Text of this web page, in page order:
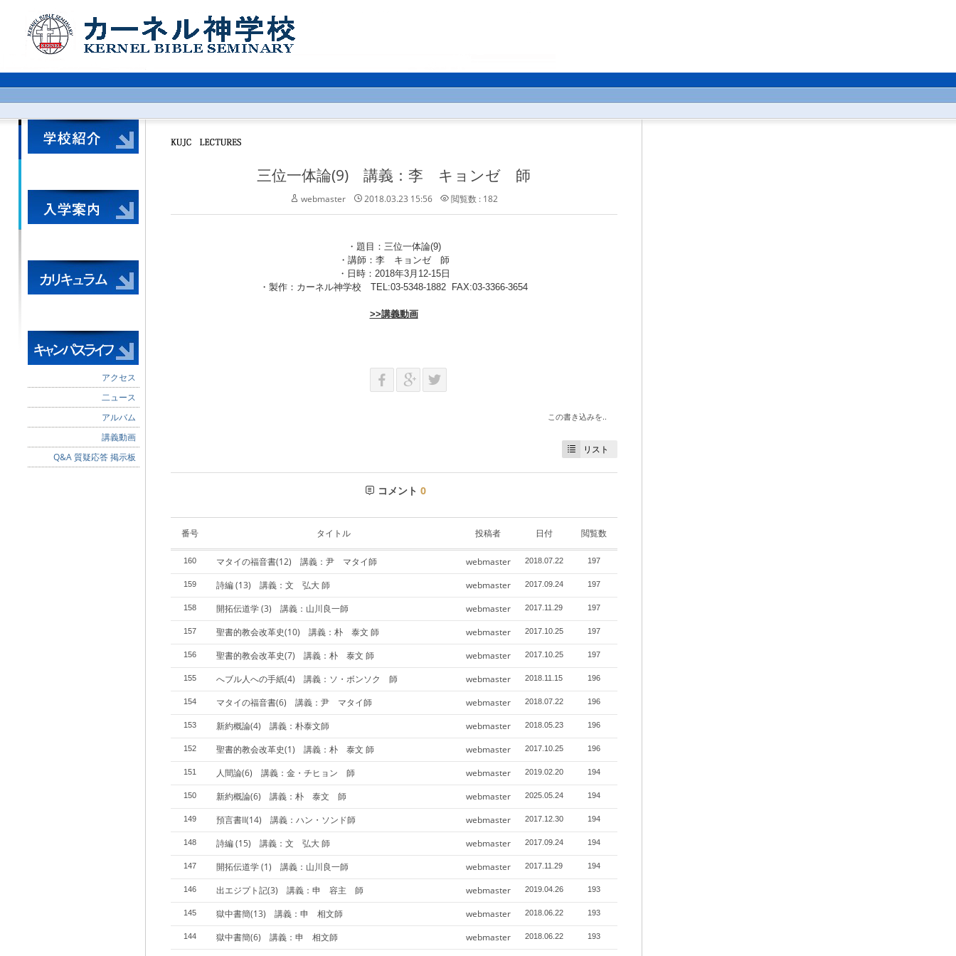
アクセス
二ュース
アルバム
講義動画
Q&A 質疑応答 掲示板
三位一体論(9) 講義：李 キョンゼ 師
webmaster 2018.03.23 15:56 閲覧数 : 182
・題目：三位一体論(9)
・講師：李 キョンゼ 師
・日時：2018年3月12-15日
・製作：カーネル神学校 TEL:03-5348-1882 FAX:03-3366-3654
>>講義動画
この書き込みを..
リスト
コメント 0
番号 タイトル 投稿者 日付 閲覧数
160 マタイの福音書(12) 講義：尹 マタイ師 webmaster 2018.07.22 197
159 詩編 (13) 講義：文 弘大 師 webmaster 2017.09.24 197
158 開拓伝道学 (3) 講義：山川良一師 webmaster 2017.11.29 197
157 聖書的教会改革史(10) 講義：朴 泰文 師 webmaster 2017.10.25 197
156 聖書的教会改革史(7) 講義：朴 泰文 師 webmaster 2017.10.25 197
155 へブル人への手紙(4) 講義：ソ・ボンソク 師 webmaster 2018.11.15 196
154 マタイの福音書(6) 講義：尹 マタイ師 webmaster 2018.07.22 196
153 新約概論(4) 講義：朴泰文師 webmaster 2018.05.23 196
152 聖書的教会改革史(1) 講義：朴 泰文 師 webmaster 2017.10.25 196
151 人間論(6) 講義：金・チヒョン 師 webmaster 2019.02.20 194
150 新約概論(6) 講義：朴 泰文 師 webmaster 2025.05.24 194
149 預言書II(14) 講義：ハン・ソンド師 webmaster 2017.12.30 194
148 詩編 (15) 講義：文 弘大 師 webmaster 2017.09.24 194
147 開拓伝道学 (1) 講義：山川良一師 webmaster 2017.11.29 194
146 出エジプト記(3) 講義：申 容主 師 webmaster 2019.04.26 193
145 獄中書簡(13) 講義：申 相文師 webmaster 2018.06.22 193
144 獄中書簡(6) 講義：申 相文師 webmaster 2018.06.22 193